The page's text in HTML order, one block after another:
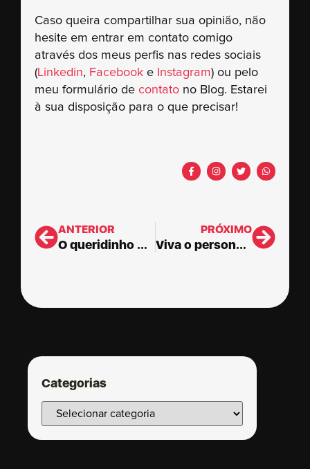
Caso queira compartilhar sua opinião, não
hesite em entrar em contato comigo
através dos meus perfis nas redes sociais
(Linkedin, Facebook e Instagram) ou pelo
meu formulário de contato no Blog. Estarei
à sua disposição para o que precisar!
ANTERIOR
O queridinho do chefe é o problema: o que fazer?
PRÓXIMO
Viva o personagem! O papel do Consultor no cenário da Consultoria
Categorias